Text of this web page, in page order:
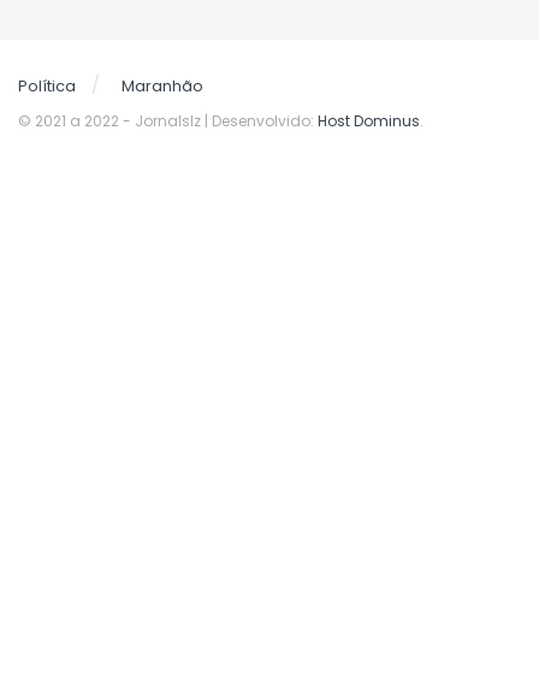
Política Maranhão
© 2021 a 2022 - Jornalslz | Desenvolvido: Host Dominus.